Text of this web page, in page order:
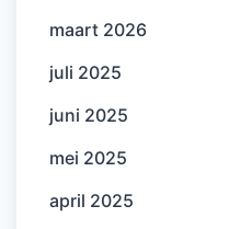
maart 2026
juli 2025
juni 2025
mei 2025
april 2025